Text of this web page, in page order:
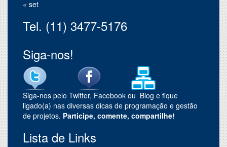
« set
Tel. (11) 3477-5176
Siga-nos!
Siga-nos pelo Twitter, Facebook ou Blog e fique
ligado(a) nas diversas dicas de programação e gestão
de projetos. Participe, comente, compartilhe!
Lista de Links